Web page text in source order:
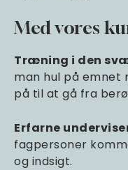
Med vores
Træning i den
man hul på emnet
på til at gå fra
Erfarne
fagpersoner
og indsigt.